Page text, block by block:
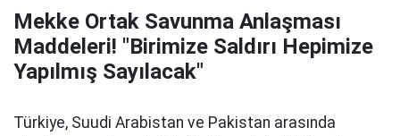
Mekke Ortak Savunma Anlaşması
Maddeleri! "Birimize Saldırı Hepimize
Yapılmış Sayılacak"
Türkiye, Suudi Arabistan ve Pakistan arasında